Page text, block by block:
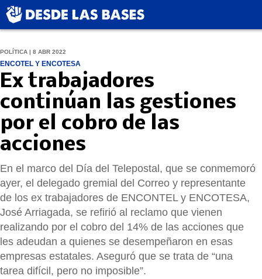
POLÍTICA | 8 ABR 2022
ENCOTEL Y ENCOTESA
Ex trabajadores
continúan las gestiones
por el cobro de las
acciones
En el marco del Día del Telepostal, que se conmemoró
ayer, el delegado gremial del Correo y representante
de los ex trabajadores de ENCONTEL y ENCOTESA,
José Arriagada, se refirió al reclamo que vienen
realizando por el cobro del 14% de las acciones que
les adeudan a quienes se desempeñaron en esas
empresas estatales. Aseguró que se trata de “una
tarea difícil, pero no imposible”.